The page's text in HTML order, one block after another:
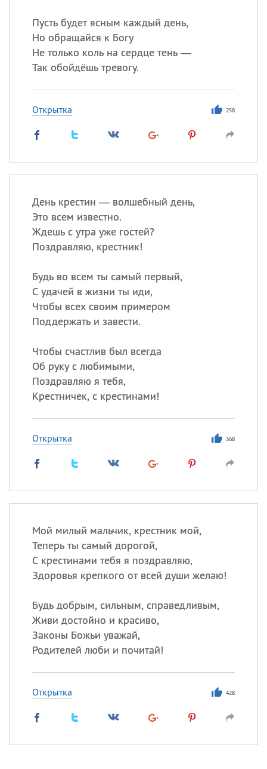
Пусть будет ясным каждый день,
Но обращайся к Богу
Не только коль на сердце тень —
Так обойдёшь тревогу.
Открытка 258
День крестин — волшебный день,
Это всем известно.
Ждешь с утра уже гостей?
Поздравляю, крестник!
Будь во всем ты самый первый,
С удачей в жизни ты иди,
Чтобы всех своим примером
Поддержать и завести.
Чтобы счастлив был всегда
Об руку с любимыми,
Поздравляю я тебя,
Крестничек, с крестинами!
Открытка 368
Мой милый мальчик, крестник мой,
Теперь ты самый дорогой,
С крестинами тебя я поздравляю,
Здоровья крепкого от всей души желаю!
Будь добрым, сильным, справедливым,
Живи достойно и красиво,
Законы Божьи уважай,
Родителей люби и почитай!
Открытка 428